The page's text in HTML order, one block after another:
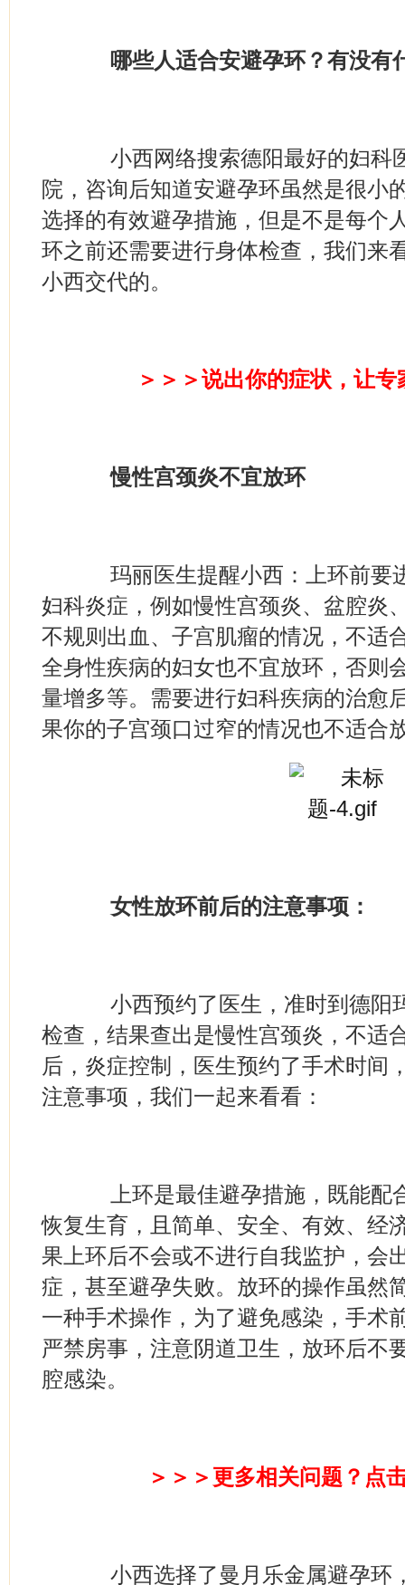
哪些人适合安避孕环？有没有
小西网络搜索德阳最好的妇科
院，咨询后知道安避孕环虽然是很小
选择的有效避孕措施，但是不是每个
环之前还需要进行身体检查，我们来
小西交代的。
＞＞＞说出你的症状，让
慢性宫颈炎不宜放环
玛丽医生提醒小西：上环前要
妇科炎症，例如慢性宫颈炎、盆腔炎
不规则出血、子宫肌瘤的情况，不适
全身性疾病的妇女也不宜放环，否则
量增多等。需要进行妇科疾病的治愈
果你的子宫颈口过窄的情况也不适合
女性放环前后的注意事项：
小西预约了医生，准时到德阳
检查，结果查出是慢性宫颈炎，不适
后，炎症控制，医生预约了手术时间
注意事项，我们一起来看看：
上环是最佳避孕措施，既能配
恢复生育，且简单、安全、有效、经
果上环后不会或不进行自我监护，会
症，甚至避孕失败。放环的操作虽然
一种手术操作，为了避免感染，手术
严禁房事，注意阴道卫生，放环后不
腔感染。
＞＞＞更多相关问题？点
小西选择了曼月乐金属避孕环